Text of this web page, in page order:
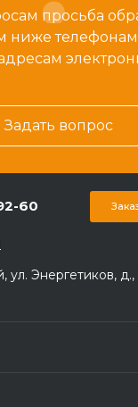
просьба
ниже
Задать вопрос
60
ул. Энергетиков, д.,